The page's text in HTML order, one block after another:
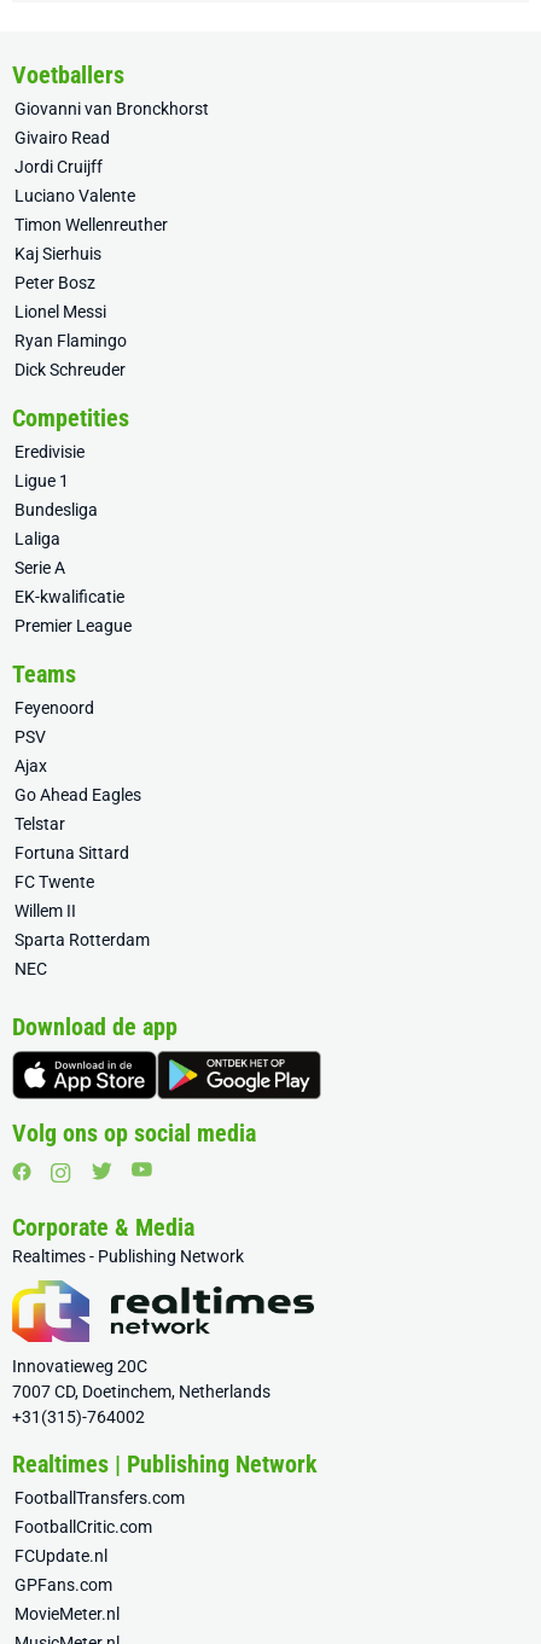
Voetballers
Giovanni van Bronckhorst
Givairo Read
Jordi Cruijff
Luciano Valente
Timon Wellenreuther
Kaj Sierhuis
Peter Bosz
Lionel Messi
Ryan Flamingo
Dick Schreuder
Competities
Eredivisie
Ligue 1
Bundesliga
Laliga
Serie A
EK-kwalificatie
Premier League
Teams
Feyenoord
PSV
Ajax
Go Ahead Eagles
Telstar
Fortuna Sittard
FC Twente
Willem II
Sparta Rotterdam
NEC
Download de app
Volg ons op social media
Corporate & Media
Realtimes - Publishing Network
Innovatieweg 20C
7007 CD, Doetinchem, Netherlands
+31(315)-764002
Realtimes | Publishing Network
FootballTransfers.com
FootballCritic.com
FCUpdate.nl
GPFans.com
MovieMeter.nl